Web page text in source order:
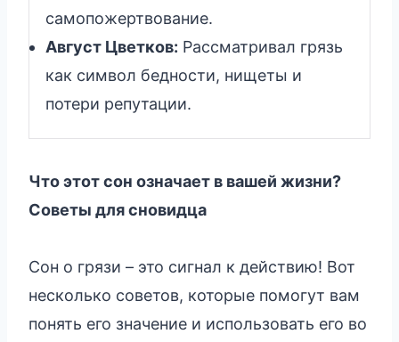
самопожертвование.
Август Цветков: Рассматривал грязь
как символ бедности, нищеты и
потери репутации.
Что этот сон означает в вашей жизни?
Советы для сновидца
Сон о грязи – это сигнал к действию! Вот
несколько советов, которые помогут вам
понять его значение и использовать его во